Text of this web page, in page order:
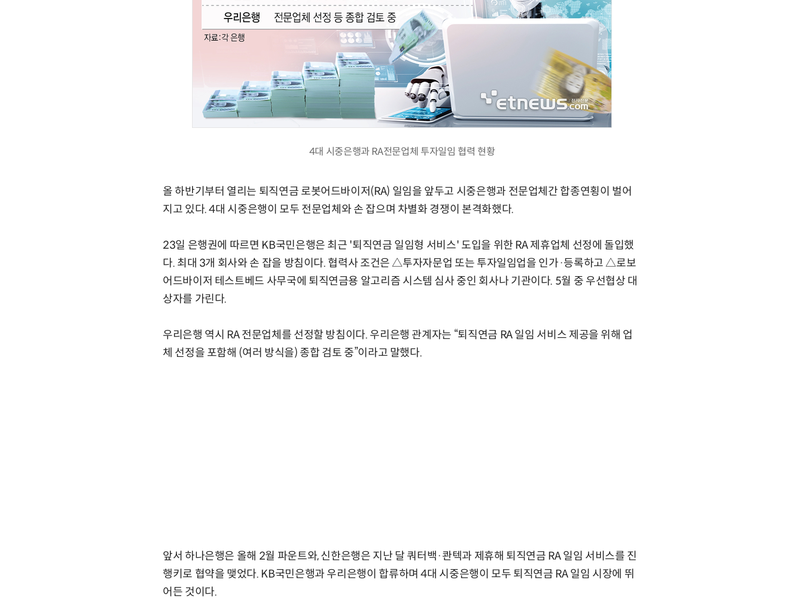
4대 시중은행과 RA전문업체 투자일임 협력 현황
올 하반기부터 열리는 퇴직연금 로봇어드바이저(RA) 일임을 앞두고 시중은행과 전문업체간 합종연횡이 벌어
지고 있다. 4대 시중은행이 모두 전문업체와 손 잡으며 차별화 경쟁이 본격화했다.
23일 은행권에 따르면 KB국민은행은 최근 '퇴직연금 일임형 서비스' 도입을 위한 RA 제휴업체 선정에 돌입했
다. 최대 3개 회사와 손 잡을 방침이다. 협력사 조건은 △투자자문업 또는 투자일임업을 인가·등록하고 △로보
어드바이저 테스트베드 사무국에 퇴직연금용 알고리즘 시스템 심사 중인 회사나 기관이다. 5월 중 우선협상 대
상자를 가린다.
우리은행 역시 RA 전문업체를 선정할 방침이다. 우리은행 관계자는 “퇴직연금 RA 일임 서비스 제공을 위해 업
체 선정을 포함해 (여러 방식을) 종합 검토 중”이라고 말했다.
앞서 하나은행은 올해 2월 파운트와, 신한은행은 지난 달 쿼터백·콴텍과 제휴해 퇴직연금 RA 일임 서비스를 진
행키로 협약을 맺었다. KB국민은행과 우리은행이 합류하며 4대 시중은행이 모두 퇴직연금 RA 일임 시장에 뛰
어든 것이다.